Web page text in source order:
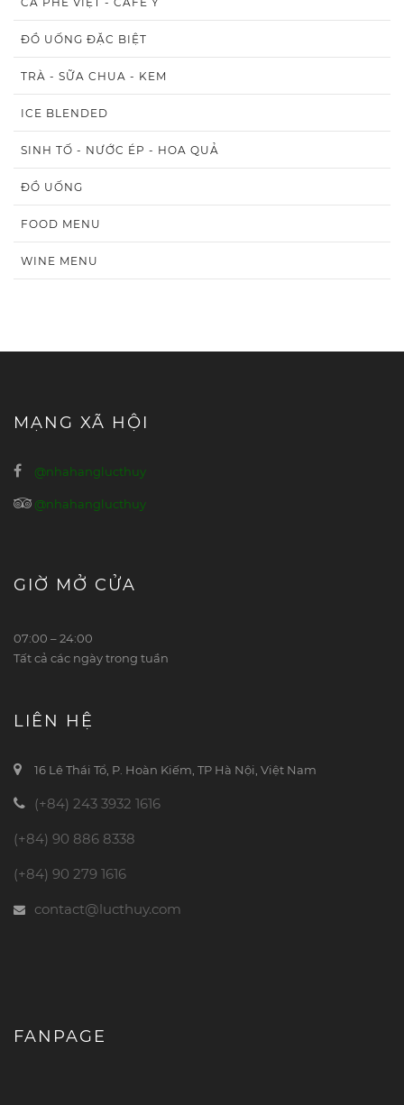
ĐỒ UỐNG ĐẶC BIỆT
TRÀ - SỮA CHUA - KEM
ICE BLENDED
SINH TỐ - NƯỚC ÉP - HOA QUẢ
ĐỒ UỐNG
FOOD MENU
WINE MENU
MẠNG XÃ HỘI
@nhahanglucthuy
@nhahanglucthuy
GIỜ MỞ CỬA
07:00 – 24:00
Tất cả các ngày trong tuần
LIÊN HỆ
16 Lê Thái Tổ, P. Hoàn Kiếm, TP Hà Nội, Việt Nam
(+84) 243 3932 1616
(+84) 90 886 8338
(+84) 90 279 1616
contact@lucthuy.com
FANPAGE